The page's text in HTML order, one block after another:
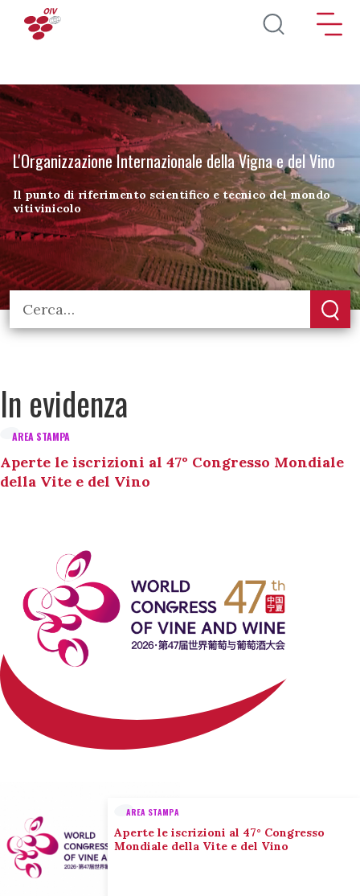
Salta al contenuto principale
L'Organizzazione Internazionale della Vigna e del Vino
Il punto di riferimento scientifico e tecnico del mondo
vitivinicolo
In evidenza
AREA STAMPA
Aperte le iscrizioni al 47° Congresso Mondiale
della Vite e del Vino
AREA STAMPA
Aperte le iscrizioni al 47° Congresso
Mondiale della Vite e del Vino